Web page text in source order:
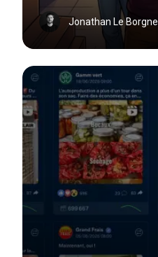
Jonathan Le Borgne